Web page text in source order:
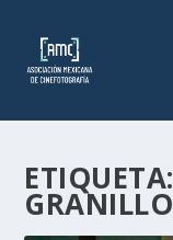
ETIQUETA:
GRANILLO